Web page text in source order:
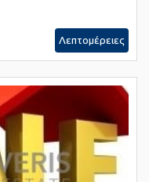
Λεπτομέρειες